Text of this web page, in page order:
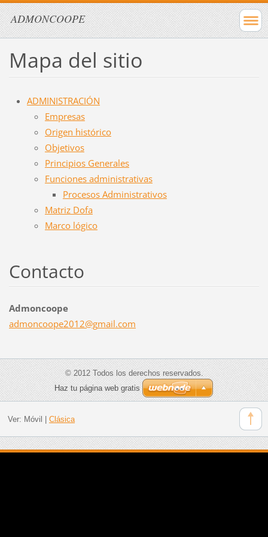
ADMONCOOPE
Mapa del sitio
ADMINISTRACIÓN
Empresas
Origen histórico
Objetivos
Principios Generales
Funciones administrativas
Procesos Administrativos
Matriz Dofa
Marco lógico
Contacto
Admoncoope
admoncoope2012@gmail.com
© 2012 Todos los derechos reservados.
Haz tu página web gratis
Ver: Móvil Clásica